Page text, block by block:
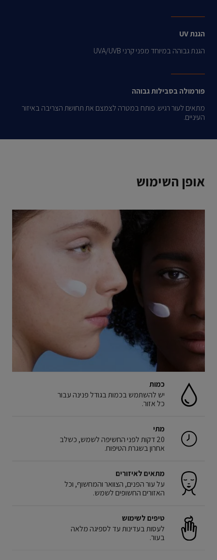
הגנת UV
הגנת גבוהה במיוחד מפני קרני UVA/UVB
פורמולה בסבילות גבוהה
מתאים לעור רגיש. פותח במטרה לצמצם את תחושת הצריבה באיזור
העיניים.
אופן השימוש
כמות
יש להשתמש בכמות בגודל פנינה עבור
כל אזור.
מתי
20 דקות לפני החשיפה לשמש, כשלב
אחרון בשגרת הטיפוח.
מתאים לאיזורים
על עור הפנים, הצוואר והמחשוף, וכל
האזורים החשופים לשמש.
טיפים לשימוש
לעסות בעדינות עד לספיגה מלאה
בעור.